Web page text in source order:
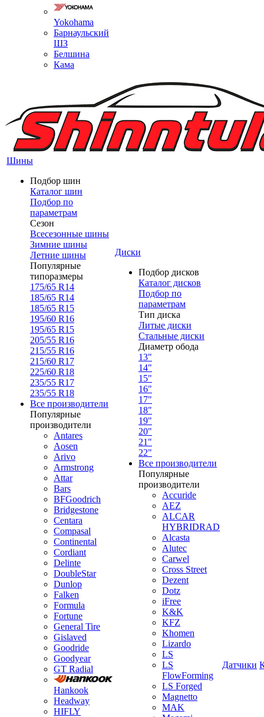
Yokohama
Барнаульский
ШЗ
Белшина
Кама
Шины
Подбор шин
Каталог шин
Подбор по
параметрам
Сезон
Всесезонные шины
Зимние шины
Летние шины
Популярные
типоразмеры
175/65 R14
185/65 R14
185/65 R15
195/60 R16
195/65 R15
205/55 R16
215/55 R16
215/60 R17
225/60 R18
235/55 R17
235/55 R18
Все производители
Популярные
производители
Antares
Aosen
Arivo
Armstrong
Attar
Bars
BFGoodrich
Bridgestone
Centara
Compasal
Continental
Cordiant
Delinte
DoubleStar
Dunlop
Falken
Formula
Fortune
General Tire
Gislaved
Goodride
Goodyear
GT Radial
Hankook
Headway
HIFLY
Диски
Подбор дисков
Каталог дисков
Подбор по
параметрам
Тип диска
Литые диски
Стальные диски
Диаметр обода
13"
14"
15"
16"
17"
18"
19"
20"
21"
22"
Все производители
Популярные
производители
Accuride
AEZ
ALCAR
HYBRIDRAD
Alcasta
Alutec
Carwel
Cross Street
Dezent
Dotz
iFree
K&K
KFZ
Khomen
Lizardo
LS
LS
FlowForming
LS Forged
Magnetto
MAK
Датчики